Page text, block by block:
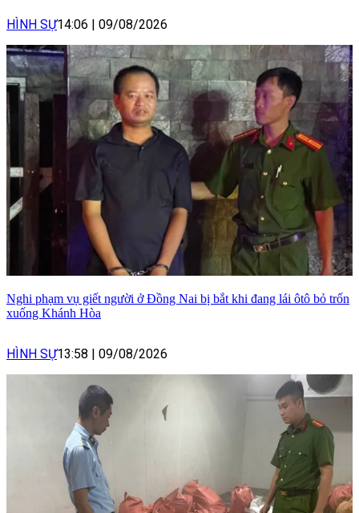
HÌNH SỰ14:06 09/08/2026
Nghi phạm vụ giết người ở Đồng Nai bị bắt khi đang lái ôtô bỏ trốn
xuống Khánh Hòa
HÌNH SỰ13:58 09/08/2026